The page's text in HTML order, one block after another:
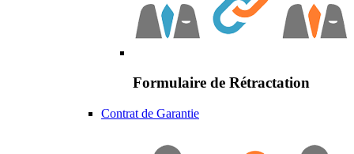
Formulaire de Rétractation
Contrat de Garantie